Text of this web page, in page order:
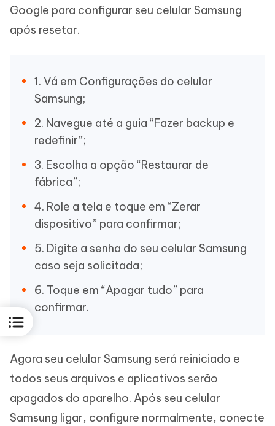
Google para configurar seu celular Samsung
após resetar.
1. Vá em Configurações do celular
Samsung;
2. Navegue até a guia “Fazer backup e
redefinir”;
3. Escolha a opção “Restaurar de
fábrica”;
4. Role a tela e toque em “Zerar
dispositivo” para confirmar;
5. Digite a senha do seu celular Samsung
caso seja solicitada;
6. Toque em “Apagar tudo” para
confirmar.
Agora seu celular Samsung será reiniciado e
todos seus arquivos e aplicativos serão
apagados do aparelho. Após seu celular
Samsung ligar, configure normalmente, conecte